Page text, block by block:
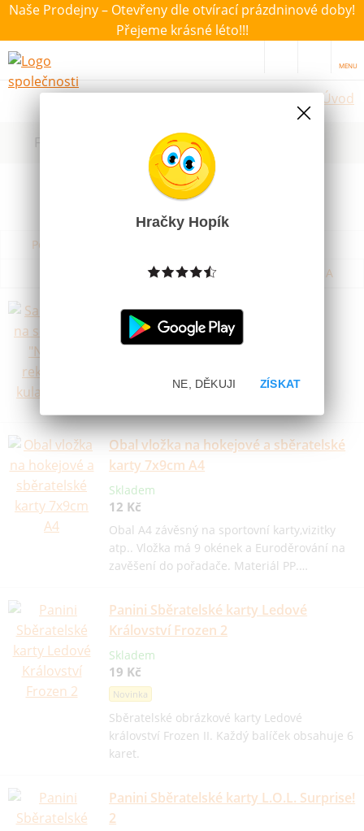
Naše Prodejny – Otevřeny dle otvírací prázdninové doby!
Přejeme krásné léto!!!
MENU
Úvod
Filtrovat dle dostupnosti, ceny, výrobce
Podle názvu od A do Z
Podle názvu od Z do A
Samolepka na schránku "Nechci
reklamu"- kulatá malá
Obal vložka na hokejové a sběratelské
karty 7x9cm A4
Skladem
12 Kč
Obal A4 závěsný na sportovní karty,vizitky
atp.. Vložka má 9 okének a Euroděrování na
zavěšení do pořadače. Materiál PP.…
Panini Sběratelské karty Ledové
Království Frozen 2
Skladem
19 Kč
Novinka
Sběratelské obrázkové karty Ledové
království Frozen II. Každý balíček obsahuje 6
karet.
Panini Sběratelské karty L.O.L. Surprise!
2
Hračky Hopík
ZÍSKAT
NE, DĚKUJI